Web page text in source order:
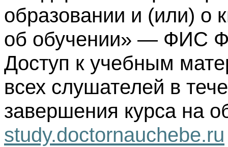
образовании и (или) о
об обучении» — ФИС
Доступ к учебным
всех слушателей в
завершения курса на
study.doctornauchebe.ru